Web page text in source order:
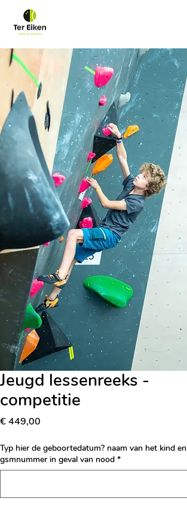
Jeugd lessenreeks -
competitie
€ 449,00
Typ hier de geboortedatum? naam van het kind en
gsmnummer in geval van nood *